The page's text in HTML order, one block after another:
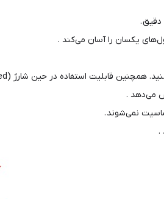
می‌دهد .
نمی‌شوند .